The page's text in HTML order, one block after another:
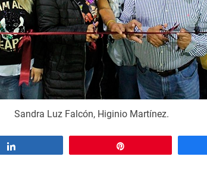
Sandra Luz Falcón, Higinio Martínez.